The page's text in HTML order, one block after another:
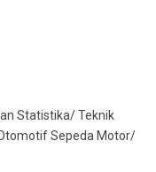
Statistika/ Teknik
Sepeda Motor/